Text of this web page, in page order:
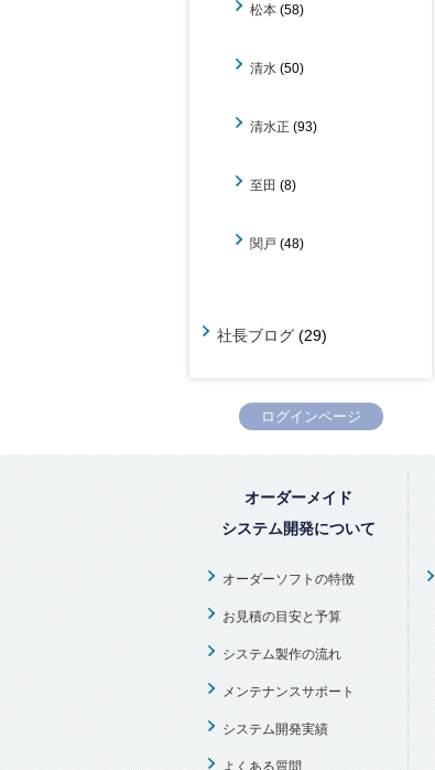
松本 (58)
清水 (50)
清水正 (93)
至田 (8)
関戸 (48)
社長ブログ (29)
ログインページ
オーダーメイド
システム開発について
オーダーソフトの特徴
お見積の目安と予算
システム製作の流れ
メンテナンスサポート
システム開発実績
よくある質問